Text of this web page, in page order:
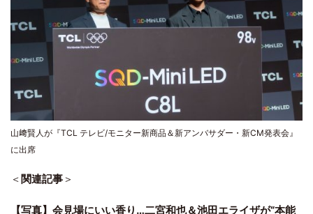
山﨑賢人が『TCL テレビ/モニター新商品＆新アンバサダー・新CM発表会』
に出席
＜関連記事＞
【写真】会見場にいい香り…二宮和也＆池田エライザが“本能